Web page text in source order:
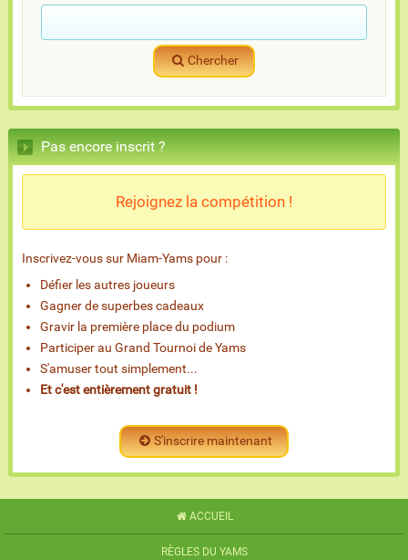
Chercher
Pas encore inscrit ?
Rejoignez la compétition !
Inscrivez-vous sur Miam-Yams pour :
Défier les autres joueurs
Gagner de superbes cadeaux
Gravir la première place du podium
Participer au Grand Tournoi de Yams
S'amuser tout simplement...
Et c'est entièrement gratuit !
S'inscrire maintenant
ACCUEIL
RÈGLES DU YAMS